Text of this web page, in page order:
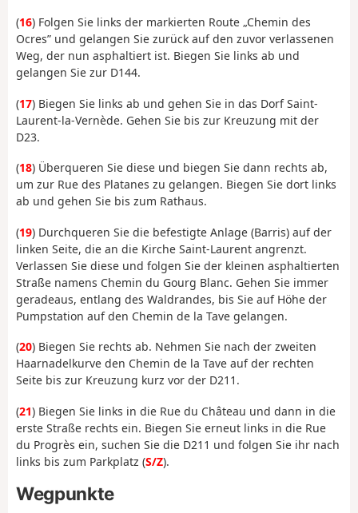
(16) Folgen Sie links der markierten Route „Chemin des
Ocres” und gelangen Sie zurück auf den zuvor verlassenen
Weg, der nun asphaltiert ist. Biegen Sie links ab und
gelangen Sie zur D144.
(17) Biegen Sie links ab und gehen Sie in das Dorf Saint-
Laurent-la-Vernède. Gehen Sie bis zur Kreuzung mit der
D23.
(18) Überqueren Sie diese und biegen Sie dann rechts ab,
um zur Rue des Platanes zu gelangen. Biegen Sie dort links
ab und gehen Sie bis zum Rathaus.
(19) Durchqueren Sie die befestigte Anlage (Barris) auf der
linken Seite, die an die Kirche Saint-Laurent angrenzt.
Verlassen Sie diese und folgen Sie der kleinen asphaltierten
Straße namens Chemin du Gourg Blanc. Gehen Sie immer
geradeaus, entlang des Waldrandes, bis Sie auf Höhe der
Pumpstation auf den Chemin de la Tave gelangen.
(20) Biegen Sie rechts ab. Nehmen Sie nach der zweiten
Haarnadelkurve den Chemin de la Tave auf der rechten
Seite bis zur Kreuzung kurz vor der D211.
(21) Biegen Sie links in die Rue du Château und dann in die
erste Straße rechts ein. Biegen Sie erneut links in die Rue
du Progrès ein, suchen Sie die D211 und folgen Sie ihr nach
links bis zum Parkplatz (S/Z).
Wegpunkte